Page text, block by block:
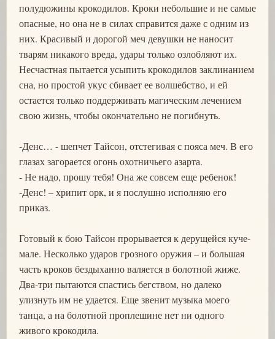
полудюжины крокодилов. Кроки небольшие и не самые
опасные, но она не в силах справится даже с одним из
них. Красивый и дорогой меч девушки не наносит
тварям никакого вреда, удары только озлобляют их.
Несчастная пытается усыпить крокодилов заклинанием
сна, но простой укус сбивает ее волшебство, и ей
остается только поддерживать магическим лечением
свою жизнь, чтобы окончательно не погибнуть.
-Денс… - шепчет Тайсон, отстегивая с пояса меч. В его
глазах загорается огонь охотничьего азарта.
- Не надо, прошу тебя! Она же совсем еще ребенок!
-Денс! – хрипит орк, и я послушно исполняю его
приказ.
Готовый к бою Тайсон прорывается к дерущейся куче-
мале. Несколько ударов грозного оружия – и большая
часть кроков бездыханно валяется в болотной жиже.
Два-три пытаются спастись бегством, но далеко
улизнуть им не удается. Еще звенит музыка моего
танца, а на болотной проплешине нет ни одного
живого крокодила.